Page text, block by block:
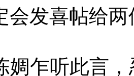
会发喜帖给两
乍听此言，